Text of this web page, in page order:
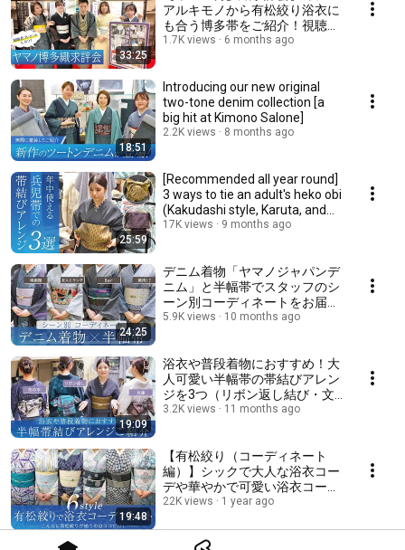
33:25
アルキモノから有松絞り浴衣に
も合う博多帯をご紹介！視聴者
プレゼントもあり♪
1.7K views 6 months ago
18:51
Introducing our new original
two-tone denim collection [a
big hit at Kimono Salone]
2.2K views 8 months ago
25:59
[Recommended all year round]
3 ways to tie an adult's heko obi
(Kakudashi style, Karuta, and
uniq...
17K views 9 months ago
24:25
デニム着物「ヤマノジャパンデ
ニム」と半幅帯でスタッフのシ
ーン別コーディネートをお届け
｜近藤サトさんの「サト読
5.9K views 10 months ago
19:09
浴衣や普段着物におすすめ！大
人可愛い半幅帯の帯結びアレン
ジを3つ（リボン返し結び・文
庫結び・矢の字結び）ご紹介
3.2K views 11 months ago
19:48
【有松絞り（コーディネート
編）】シックで大人な浴衣コー
デや華やかで可愛い浴衣コーデ
と6Styleご紹介！30点以上の有
22K views 1 year ago